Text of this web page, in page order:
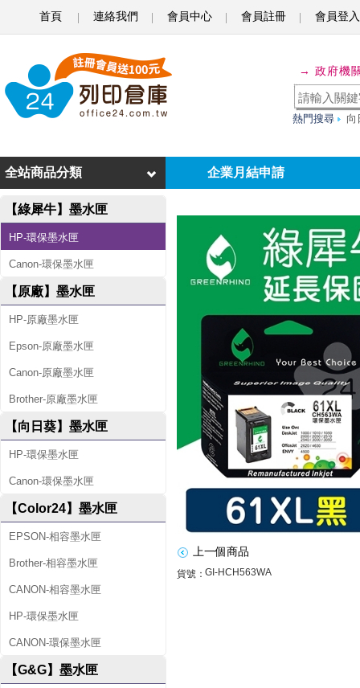
首頁 連絡我們 會員中心 會員註冊 會員登入
犀
牛
o
r
H
P
N
O
6
1
X
(
C
H
5
A
黑
→ 政府機
熱門搜尋 向
企業月結申請
全站商品分類
【綠犀牛】墨水匣
HP-環保墨水匣
Canon-環保墨水匣
【原廠】墨水匣
HP-原廠墨水匣
Epson-原廠墨水匣
Canon-原廠墨水匣
Brother-原廠墨水匣
【向日葵】墨水匣
HP-環保墨水匣
Canon-環保墨水匣
【Color24】墨水匣
EPSON-相容墨水匣
Brother-相容墨水匣
CANON-相容墨水匣
HP-環保墨水匣
CANON-環保墨水匣
【G&G】墨水匣
上一個商品
貨號：GI-HCH563WA